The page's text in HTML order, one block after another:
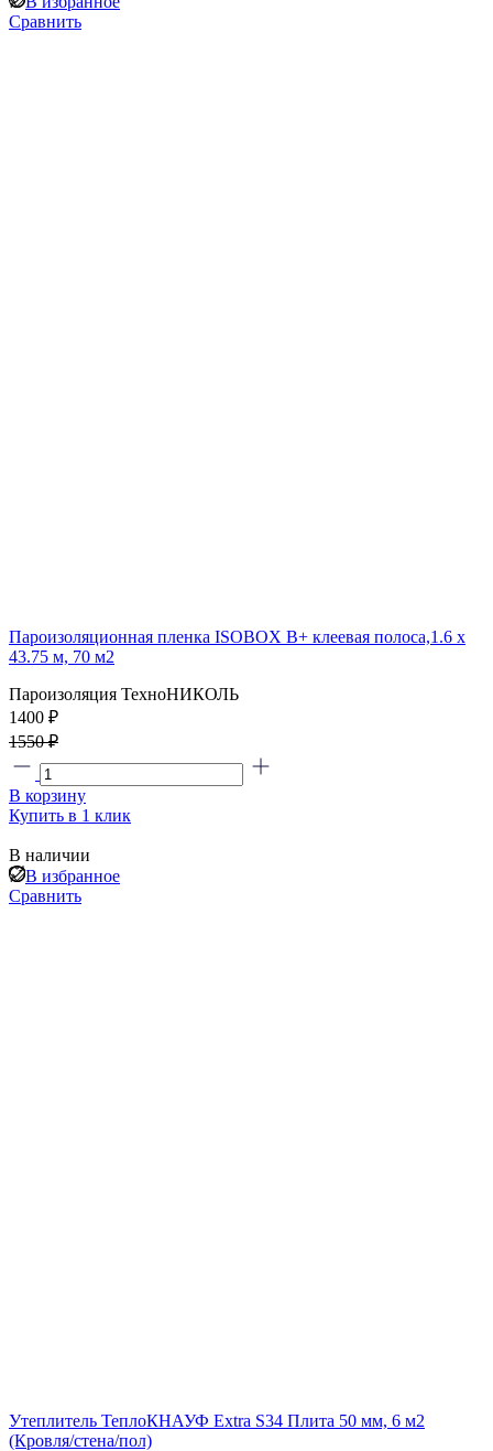
Сравнить
Пароизоляционная пленка ISOBOX В+ клеевая полоса,1.6 x
43.75 м, 70 м2
Пароизоляция ТехноНИКОЛЬ
1400 ₽
1550 ₽
В корзину
Купить в 1 клик
В наличии
В избранное
Сравнить
Утеплитель ТеплоКНАУФ Extra S34 Плита 50 мм, 6 м2
(Кровля/стена/пол)